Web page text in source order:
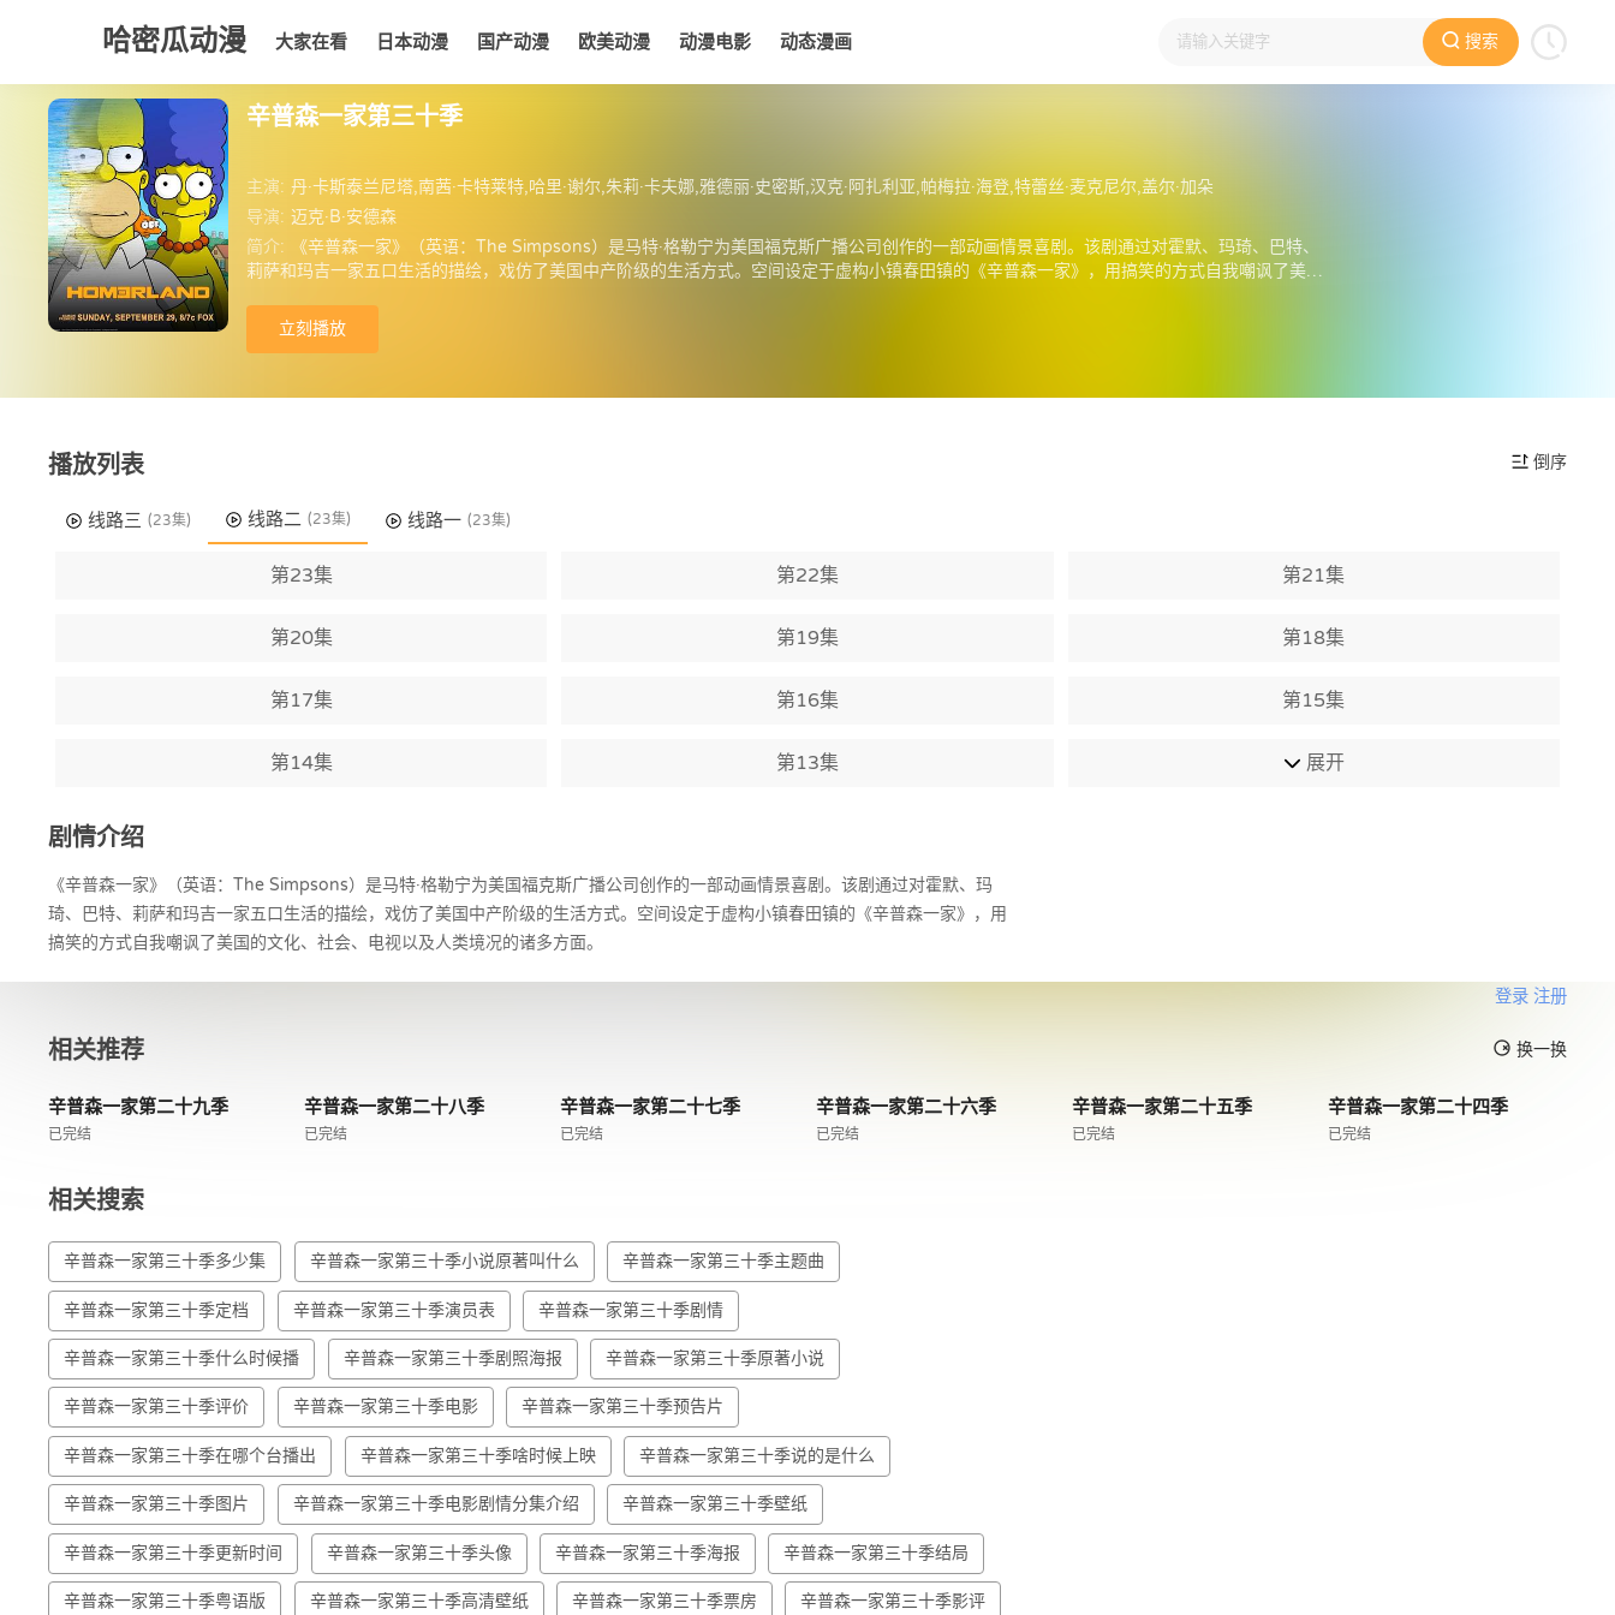
哈密瓜动漫 大家在看 日本动漫 国产动漫 欧美动漫 动漫电影 动态漫画 搜索
大家在看 日本动漫 国产动漫 欧美动漫
辛普森一家第三十季
主演: 丹·卡斯泰兰尼塔,南茜·卡特莱特,哈里·谢尔,朱莉·卡夫娜,雅德丽·史密斯,汉克·阿扎利亚,帕梅拉·海登,特蕾丝·麦克尼尔,盖尔·加朵
导演: 迈克·B·安德森
简介:
《辛普森一家》（英语：The Simpsons）是马特·格勒宁为美国福克斯广播公司创作的一部动画情景喜剧。该剧通过对霍默、玛琦、巴特、
莉萨和玛吉一家五口生活的描绘，戏仿了美国中产阶级的生活方式。空间设定于虚构小镇春田镇的《辛普森一家》，用搞笑的方式自我嘲讽了美国
立刻播放
播放列表 倒序
线路三 (23集) 线路二 (23集) 线路一 (23集)
第23集 第22集 第21集
第20集 第19集 第18集
第17集 第16集 第15集
第14集 第13集 展开
剧情介绍
《辛普森一家》（英语：The Simpsons）是马特·格勒宁为美国福克斯广播公司创作的一部动画情景喜剧。该剧通过对霍默、玛
琦、巴特、莉萨和玛吉一家五口生活的描绘，戏仿了美国中产阶级的生活方式。空间设定于虚构小镇春田镇的《辛普森一家》，用
搞笑的方式自我嘲讽了美国的文化、社会、电视以及人类境况的诸多方面。
登录 注册
相关推荐 换一换
辛普森一家第二十九季
已完结
辛普森一家第二十八季
已完结
辛普森一家第二十七季
已完结
辛普森一家第二十六季
已完结
辛普森一家第二十五季
已完结
辛普森一家第二十四季
已完结
相关搜索
辛普森一家第三十季多少集 辛普森一家第三十季小说原著叫什么 辛普森一家第三十季主题曲
辛普森一家第三十季定档 辛普森一家第三十季演员表 辛普森一家第三十季剧情
辛普森一家第三十季什么时候播 辛普森一家第三十季剧照海报 辛普森一家第三十季原著小说
辛普森一家第三十季评价 辛普森一家第三十季电影 辛普森一家第三十季预告片
辛普森一家第三十季在哪个台播出 辛普森一家第三十季啥时候上映 辛普森一家第三十季说的是什么
辛普森一家第三十季图片 辛普森一家第三十季电影剧情分集介绍 辛普森一家第三十季壁纸
辛普森一家第三十季更新时间 辛普森一家第三十季头像 辛普森一家第三十季海报 辛普森一家第三十季结局
辛普森一家第三十季粤语版 辛普森一家第三十季高清壁纸 辛普森一家第三十季票房 辛普森一家第三十季影评